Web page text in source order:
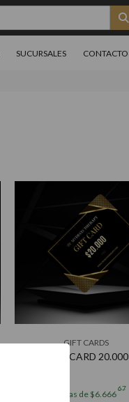
SUCURSALES CONTACTO
GIFT CARDS
GIFT CARD 20.000
3 cuotas de $6.666
67